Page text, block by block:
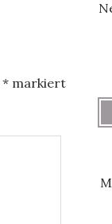
* markiert